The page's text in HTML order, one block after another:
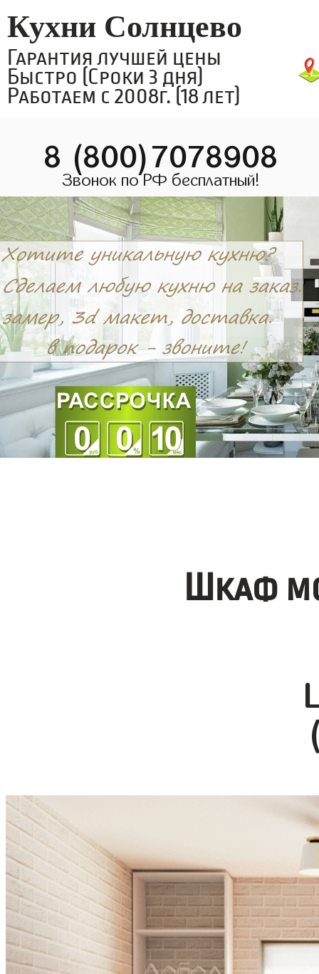
Кухни Солнцево
Гарантия лучшей цены
Быстро (Сроки 3 дня)
Работаем с 2008г. (18 лет)
8 (800)7078908
Звонок по РФ бесплатный!
Шкаф